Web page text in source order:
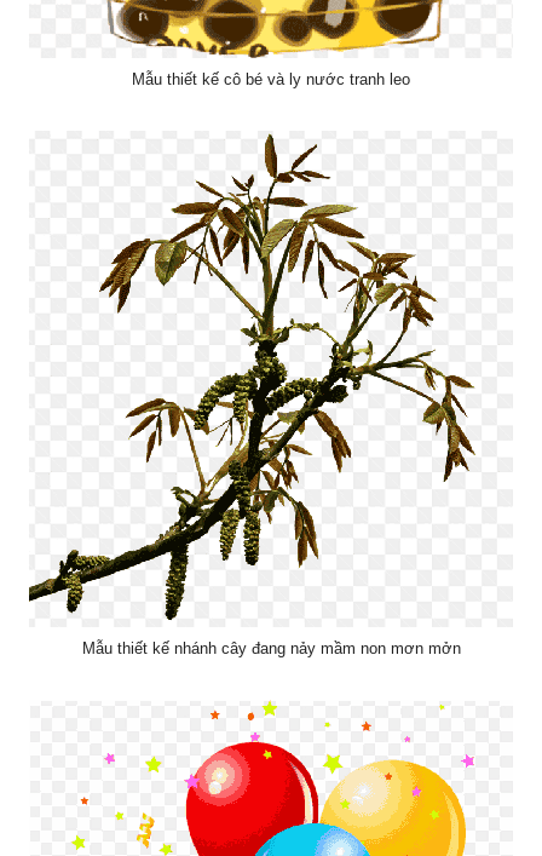
Mẫu thiết kế cô bé và ly nước tranh leo
Mẫu thiết kế nhánh cây đang nảy mầm non mơn mởn